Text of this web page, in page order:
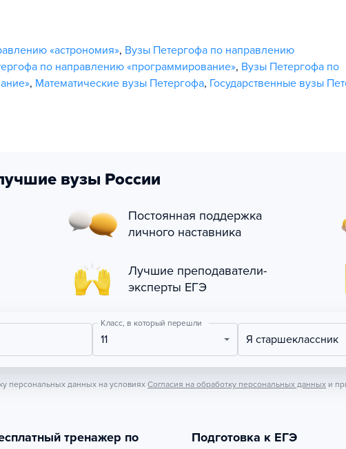
«астрономия», Вузы Петергофа по направлению
по направлению «программирование», Вузы Петергофа по
, Математические вузы Петергофа, Государственные вузы
вузы России
Постоянная поддержка
личного наставника
Лучшие преподаватели-
эксперты ЕГЭ
Класс, в который перешли
11 Я старшеклассник
персональных данных на условиях Согласия на обработку персональных данных и
тренажер по
Подготовка к ЕГЭ